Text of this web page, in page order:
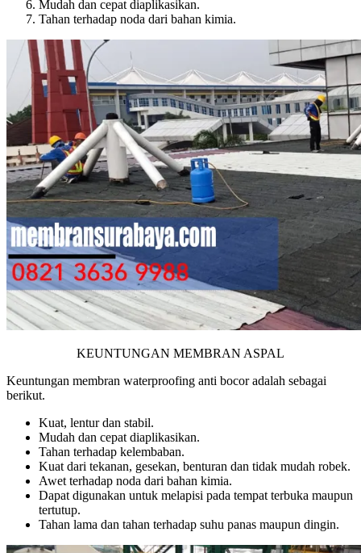
Mudah dan cepat diaplikasikan.
Tahan terhadap noda dari bahan kimia.
KEUNTUNGAN MEMBRAN ASPAL
Keuntungan membran waterproofing anti bocor adalah sebagai
berikut.
Kuat, lentur dan stabil.
Mudah dan cepat diaplikasikan.
Tahan terhadap kelembaban.
Kuat dari tekanan, gesekan, benturan dan tidak mudah robek.
Awet terhadap noda dari bahan kimia.
Dapat digunakan untuk melapisi pada tempat terbuka maupun
tertutup.
Tahan lama dan tahan terhadap suhu panas maupun dingin.